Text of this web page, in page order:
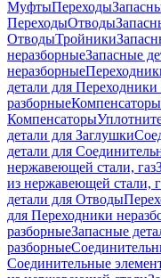
МуфтыПереходы
ПереходыОтводы
ОтводыТройники
неразборныеЗапасные
неразборные
детали для
разборныеКомпенсаторы
Компенсаторы
детали для Заглушки
детали для
нержавеющей стали, газ
из нержавеющей стали,
детали для Отводы
для Переходники
разборныеЗапасные
разборные
Соединительные